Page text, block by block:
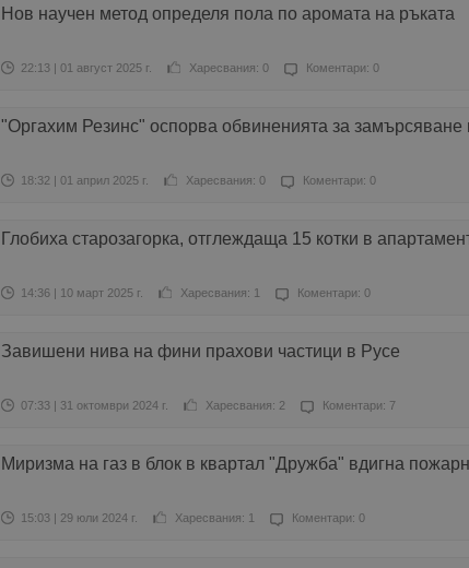
Нов научен метод определя пола по аромата на ръката
22:13 | 01 август 2025 г. Харесвания: 0 Коментари: 0
"Оргахим Резинс" оспорва обвиненията за замърсяване
18:32 | 01 април 2025 г. Харесвания: 0 Коментари: 0
Глобиха старозагорка, отглеждаща 15 котки в
14:36 | 10 март 2025 г. Харесвания: 1 Коментари: 0
Завишени нива на фини прахови частици в Русе
07:33 | 31 октомври 2024 г. Харесвания: 2 Коментари: 7
Миризма на газ в блок в квартал "Дружба" вдигна
15:03 | 29 юли 2024 г. Харесвания: 1 Коментари: 0